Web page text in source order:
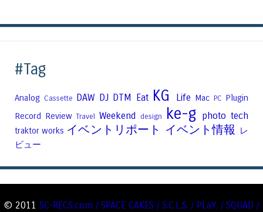
#Tag
Analog Cassette DAW DJ DTM Eat KG Life Mac PC Plugin
Record Review Travel Weekend design ke-g photo tech
traktor works イベントリポート イベント情報
レ
ビュー
© 2011 SC-RECS.com / SPACE CAKES / S.C.L.S. / PLaY. / SQUAD /